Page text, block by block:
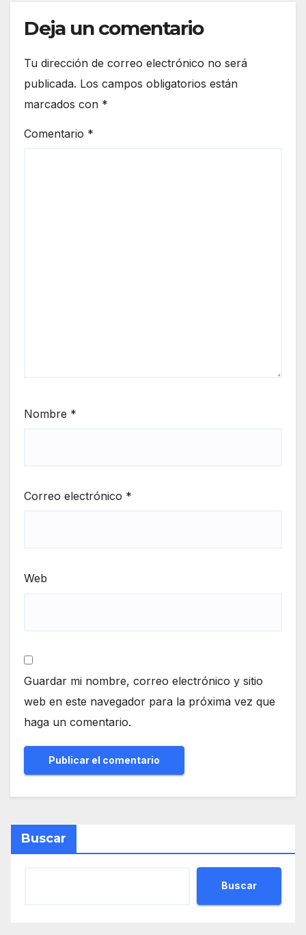
Deja un comentario
Tu dirección de correo electrónico no será
publicada. Los campos obligatorios están
marcados con *
Comentario *
Nombre *
Correo electrónico *
Web
Guardar mi nombre, correo electrónico y sitio
web en este navegador para la próxima vez que
haga un comentario.
Buscar
Buscar